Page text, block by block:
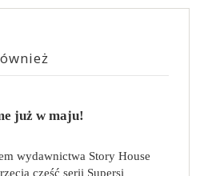
już w maju!
wydawnictwa Story House
część serii Supersi